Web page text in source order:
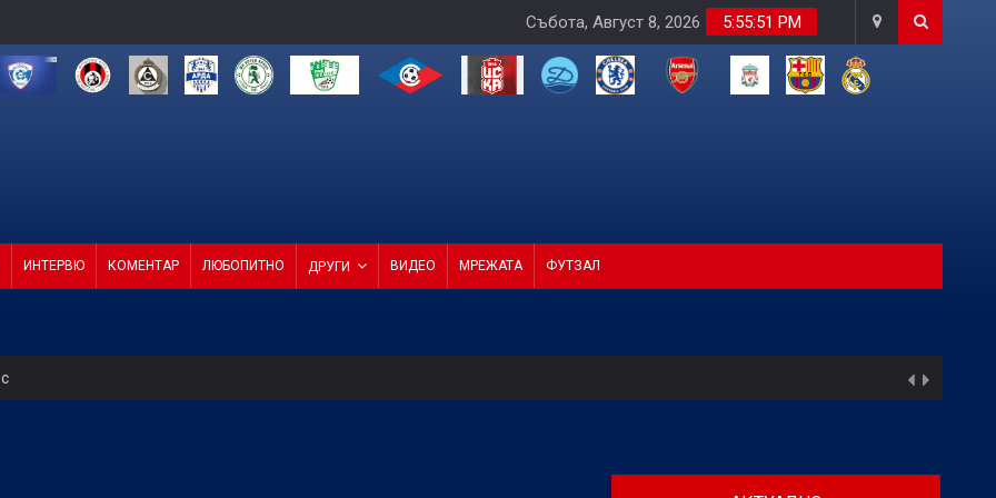
5:55:53 PM
Събота, Август 8, 2026
ИНТЕРВЮ КОМЕНТАР ЛЮБОПИТНО ДРУГИ ВИДЕО МРЕЖАТА ФУТЗАЛ
гордеем с евроучастниците ни